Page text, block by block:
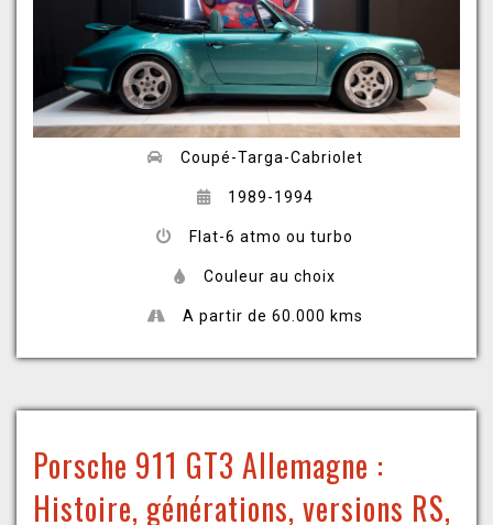
Coupé-Targa-Cabriolet
1989-1994
Flat-6 atmo ou turbo
Couleur au choix
A partir de 60.000 kms
Porsche 911 GT3 Allemagne :
Histoire, générations, versions RS,